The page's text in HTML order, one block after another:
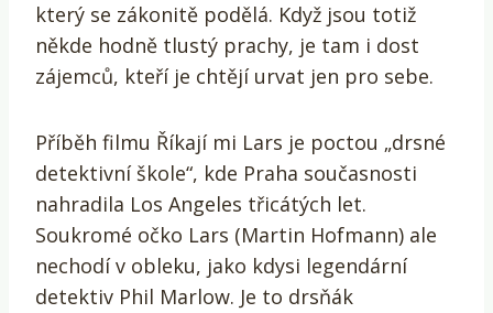
který se zákonitě podělá. Když jsou totiž
někde hodně tlustý prachy, je tam i dost
zájemců, kteří je chtějí urvat jen pro sebe.
Příběh filmu Říkají mi Lars je poctou „drsné
detektivní škole“, kde Praha současnosti
nahradila Los Angeles třicátých let.
Soukromé očko Lars (Martin Hofmann) ale
nechodí v obleku, jako kdysi legendární
detektiv Phil Marlow. Je to drsňák